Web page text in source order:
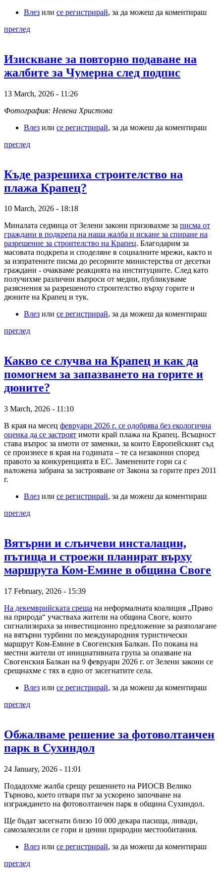
Влез или се регистрирай, за да можеш да коментираш
преглед
Изискване за повторно подаване на
жалбите за Чумерна след подпис
13 March, 2026 - 11:26
Фотография: Невена Христова
Влез или се регистрирай, за да можеш да коментираш
преглед
Къде разрешиха строителство на
плажа Крапец?
10 March, 2026 - 18:18
Миналата седмица от Зелени закони призовахме за писма от
граждани в подкрепа на наша жалба и искане за спиране на
разрешение за строителство на Крапец. Благодарим за
масовата подкрепа и споделяне в социалните мрежи, както и
за изпратените писма до ресорните министерства от десетки
граждани - очакваме реакцията на институциите. След като
получихме различни въпроси от медии, публикуваме
разяснения за разрешеното строителство върху горите и
дюните на Крапец и тук.
Влез или се регистрирай, за да можеш да коментираш
преглед
Какво се случва на Крапец и как да
помогнем за запазването на горите и
дюните?
3 March, 2026 - 11:10
В края на месец февруари 2026 г. се одобрява без екологична
оценка да се застроят имоти край плажа на Крапец. Всъщност
става въпрос за имоти от заменки, за които Европейският съд
се произнесе в края на годината – те са незаконни според
правото за конкуренцията в ЕС. Заменените гори са с
наложена забрана за застрояване от Закона за горите през 2011
г.
Влез или се регистрирай, за да можеш да коментираш
преглед
Вятърни и слънчеви инсталации,
пътища и строежи планират върху
маршрута Ком-Емине в община Своге
17 February, 2026 - 15:39
На декемврийската среща на неформалната коалиция „Право
на природа“ участваха жители на община Своге, които
сигнализираха за инвестиционно предложение за разполагане
на вятърни турбини по международния туристически
маршрут Ком-Емине в Свогенския Балкан. По покана на
местни жители от инициативната група за опазване на
Свогенския Балкан на 9 февруари 2026 г. от Зелени закони се
срещнахме с тях в едно от засегнатите села.
Влез или се регистрирай, за да можеш да коментираш
преглед
Обжалваме решение за фотоволтаичен
парк в Сухиндол
24 January, 2026 - 11:01
Подадохме жалба срещу решението на РИОСВ Велико
Търново, което отваря път за ускорено започване на
изграждането на фотоволтаичен парк в община Сухиндол.
Ще бъдат засегнати близо 10 000 декара пасища, ливади,
самозалесили се гори и ценни природни местообитания.
Влез или се регистрирай, за да можеш да коментираш
преглед